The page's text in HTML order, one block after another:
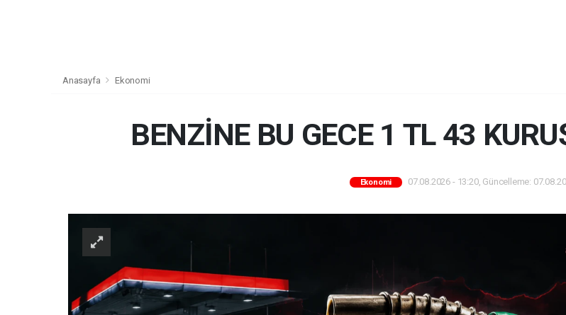
Anasayfa Ekonomi
BENZİNE BU GECE 1 TL 43
Ekonomi 07.08.2026 - 13:20, Güncelleme: